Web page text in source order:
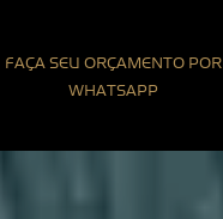
FAÇA SEU ORÇAMENTO POR
WHATSAPP